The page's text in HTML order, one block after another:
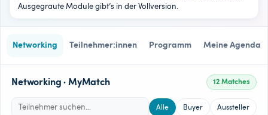
Ausgegraute Module gibt’s in der Vollversion.
Networking Teilnehmer:innen Programm Meine Agenda
Networking · MyMatch 12 Matches
Alle Buyer Aussteller